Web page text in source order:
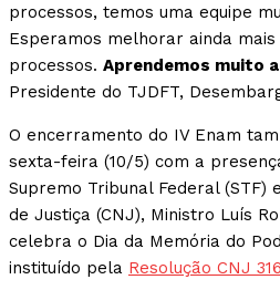
processos, temos uma equipe
Esperamos melhorar ainda
processos. Aprendemos muito
Presidente do TJDFT,
O encerramento do IV Enam
sexta-feira (10/5) com a
Supremo Tribunal Federal (STF)
de Justiça (CNJ), Ministro Luís
celebra o Dia da Memória do
instituído pela Resolução CNJ